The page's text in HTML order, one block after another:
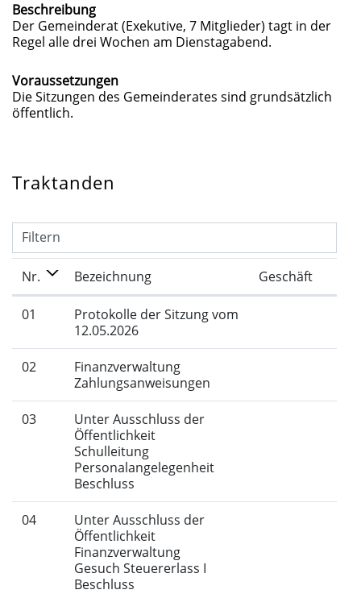
Beschreibung
Der Gemeinderat (Exekutive, 7 Mitglieder) tagt in der
Regel alle drei Wochen am Dienstagabend.
Voraussetzungen
Die Sitzungen des Gemeinderates sind grundsätzlich
öffentlich.
Traktanden
Filtern
Nr. Bezeichnung Geschäft
01
Protokolle der Sitzung vom
12.05.2026
02
Finanzverwaltung
Zahlungsanweisungen
03
Unter Ausschluss der
Öffentlichkeit
Schulleitung
Personalangelegenheit
Beschluss
04
Unter Ausschluss der
Öffentlichkeit
Finanzverwaltung
Gesuch Steuererlass I
Beschluss